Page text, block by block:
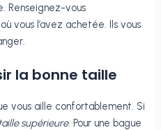
Renseignez-vous
vous l’avez achetée. Ils vous
la bonne taille
vous aille confortablement. Si
taille supérieure. Pour une bague